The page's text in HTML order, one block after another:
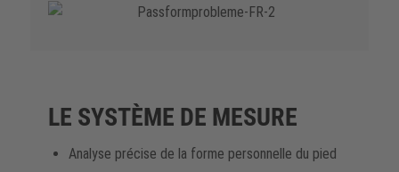
LE SYSTÈME DE MESURE
Analyse précise de la forme personnelle du pied